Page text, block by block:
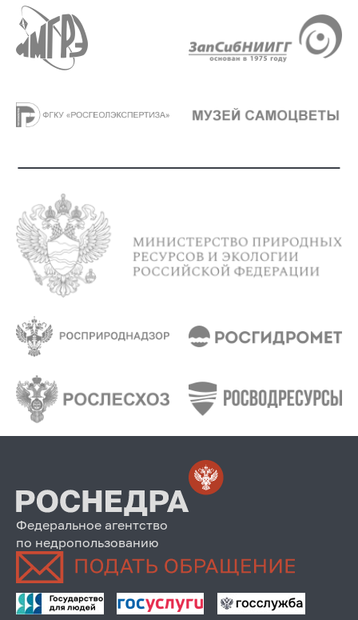
Федеральное агентство
по недропользованию